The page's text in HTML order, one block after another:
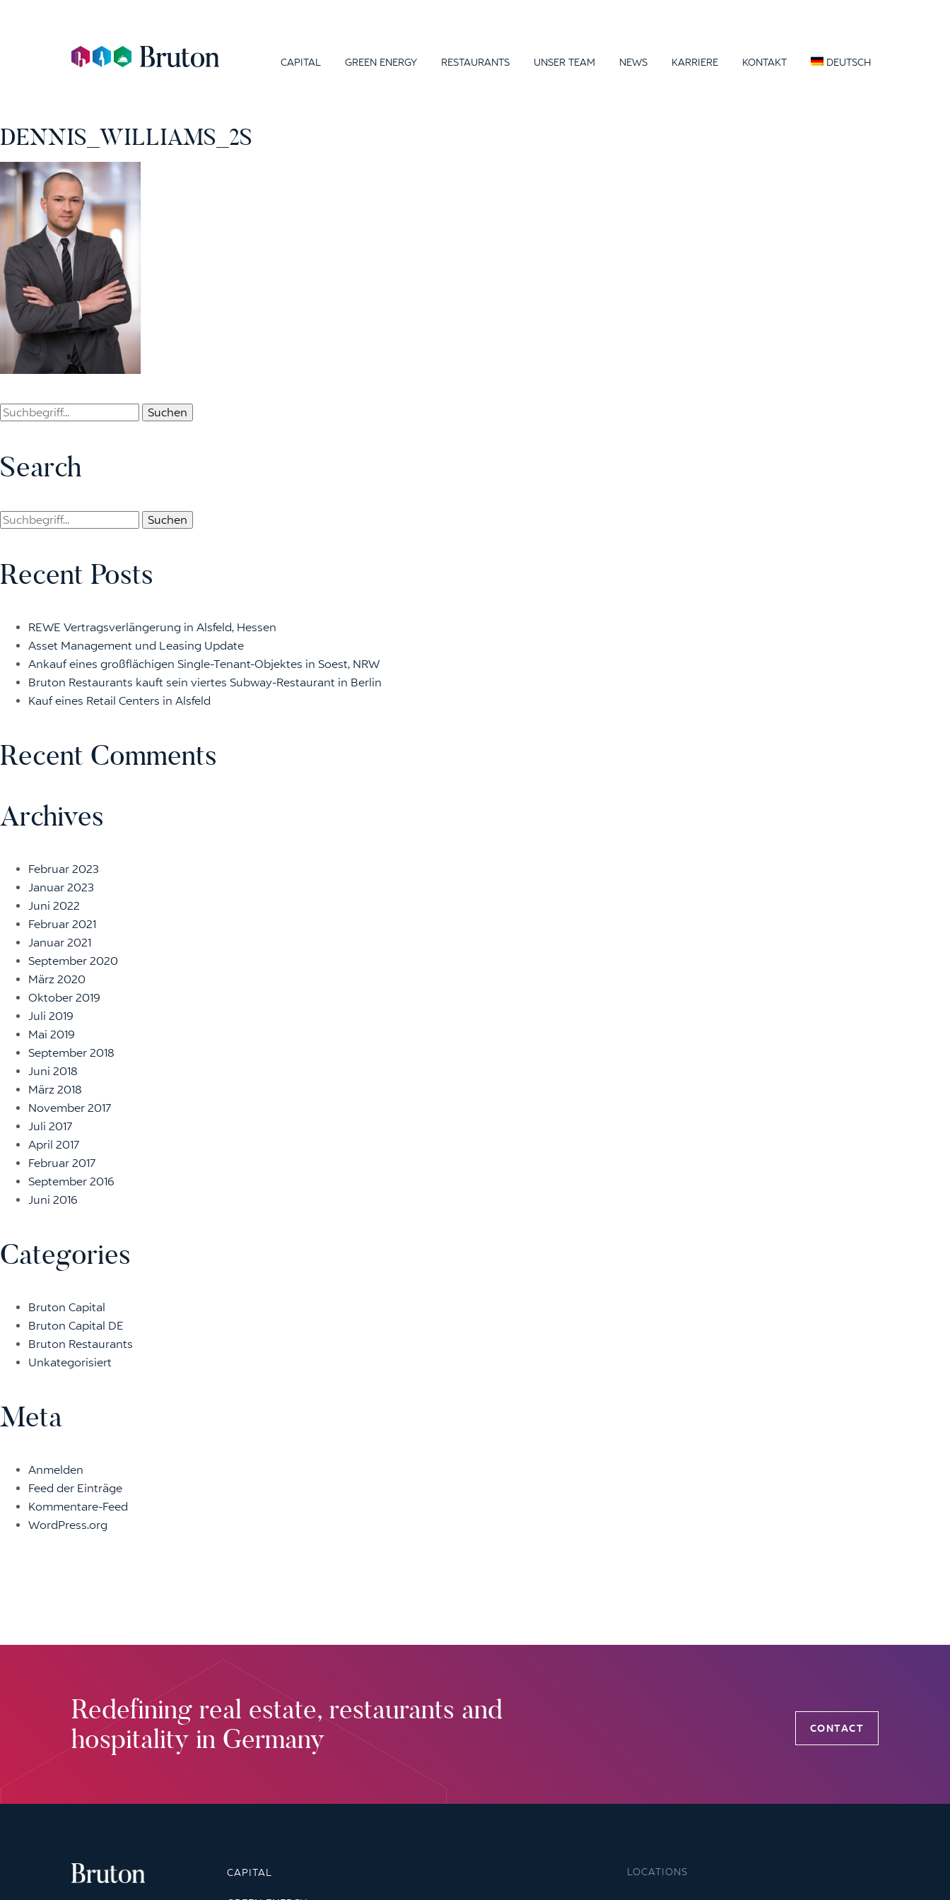
CAPITAL GREEN ENERGY RESTAURANTS UNSER TEAM NEWS KARRIERE KONTAKT DEUTSCH
DENNIS_WILLIAMS_2S
Suchen
Search
Suchen
Recent Posts
REWE Vertragsverlängerung in Alsfeld, Hessen
Asset Management und Leasing Update
Ankauf eines großflächigen Single-Tenant-Objektes in Soest, NRW
Bruton Restaurants kauft sein viertes Subway-Restaurant in Berlin
Kauf eines Retail Centers in Alsfeld
Recent Comments
Archives
Februar 2023
Januar 2023
Juni 2022
Februar 2021
Januar 2021
September 2020
März 2020
Oktober 2019
Juli 2019
Mai 2019
September 2018
Juni 2018
März 2018
November 2017
Juli 2017
April 2017
Februar 2017
September 2016
Juni 2016
Categories
Bruton Capital
Bruton Capital DE
Bruton Restaurants
Unkategorisiert
Meta
Anmelden
Feed der Einträge
Kommentare-Feed
WordPress.org
Redefining real estate, restaurants and
hospitality in Germany
CONTACT
CAPITAL LOCATIONS